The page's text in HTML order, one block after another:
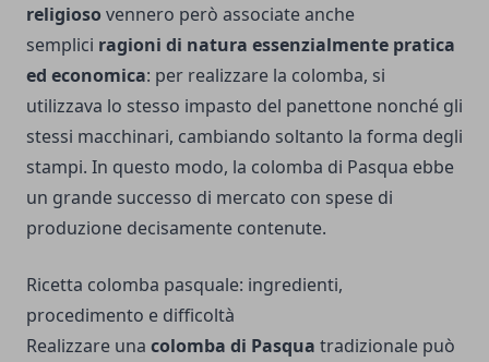
religioso vennero però associate anche
semplici ragioni di natura essenzialmente pratica
ed economica: per realizzare la colomba, si
utilizzava lo stesso impasto del panettone nonché gli
stessi macchinari, cambiando soltanto la forma degli
stampi. In questo modo, la colomba di Pasqua ebbe
un grande successo di mercato con spese di
produzione decisamente contenute.
Ricetta colomba pasquale: ingredienti,
procedimento e difficoltà
Realizzare una colomba di Pasqua tradizionale può